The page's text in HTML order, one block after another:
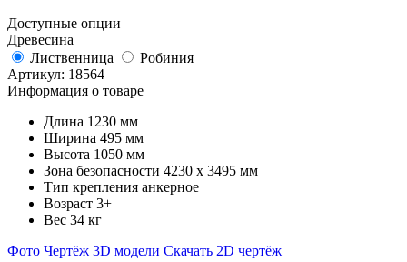
Доступные опции
Древесина
Лиственница
Робиния
Артикул: 18564
Информация о товаре
Длина 1230 мм
Ширина 495 мм
Высота 1050 мм
Зона безопасности 4230 х 3495 мм
Тип крепления анкерное
Возраст 3+
Вес 34 кг
Фото Чертёж 3D модели Скачать 2D чертёж